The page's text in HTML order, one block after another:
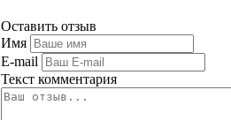
Оставить отзыв
Имя
E-mail
Текст комментария